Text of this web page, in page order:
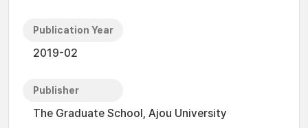
Publication Year
2019-02
Publisher
The Graduate School, Ajou University